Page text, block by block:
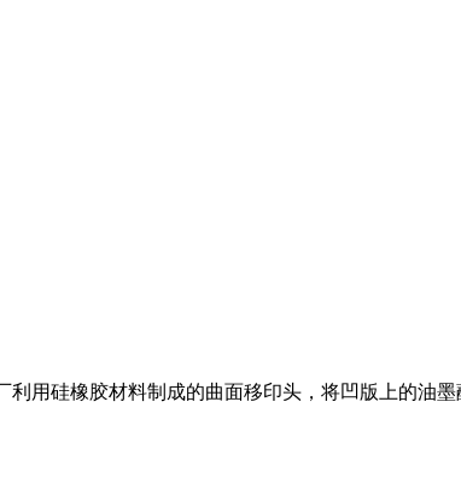
用硅橡胶材料制成的曲面移印头，将凹版上的油